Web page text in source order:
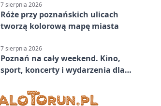
7 sierpnia 2026
Róże przy poznańskich ulicach
tworzą kolorową mapę miasta
7 sierpnia 2026
Poznań na cały weekend. Kino,
sport, koncerty i wydarzenia dla